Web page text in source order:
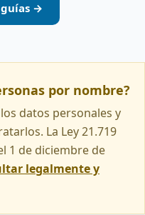
→
por nombre?
datos personales y
La Ley 21.719
1 de diciembre de
legalmente y